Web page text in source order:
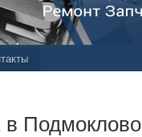
в Подмоклово